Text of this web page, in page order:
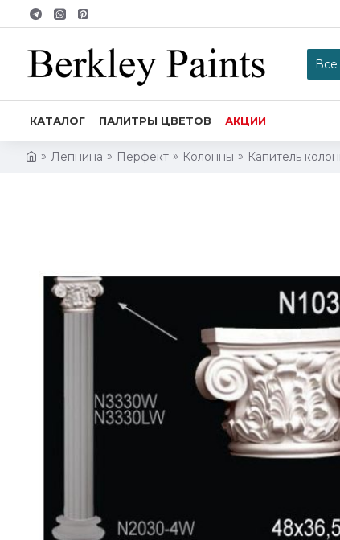
Все
КАТАЛОГ ПАЛИТРЫ ЦВЕТОВ АКЦИИ
Лепнина Перфект Колонны Капитель